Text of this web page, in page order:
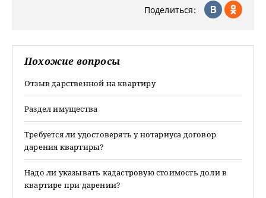
Поделиться:
Похожие вопросы
Отзыв дарственной на квартиру
Раздел имущества
Требуется ли удостоверять у нотариуса договор
дарения квартиры?
Надо ли указывать кадастровую стоимость доли в
квартире при дарении?